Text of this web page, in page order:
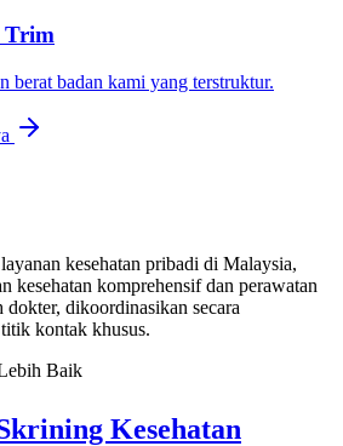
Trim
berat badan kami yang terstruktur.
kesehatan pribadi di Malaysia,
kesehatan komprehensif dan perawatan
dikoordinasikan secara
kontak khusus.
Baik
Kesehatan